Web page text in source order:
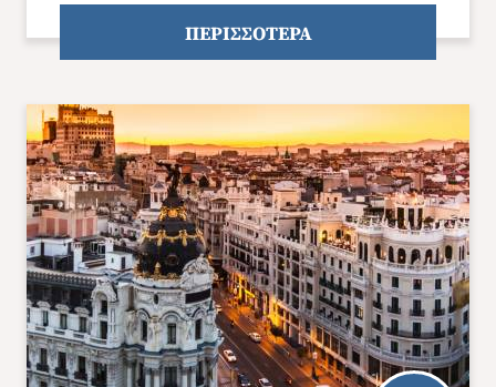
Άνοιξη 2027 Καλοκαίρι 2026
ΠΕΡΙΣΣΟΤΕΡΑ